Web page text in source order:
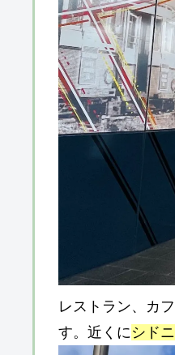
レストラン、カ
す。近くにシド